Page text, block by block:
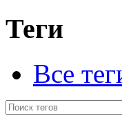
Теги
Все